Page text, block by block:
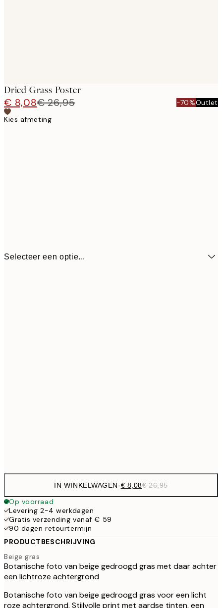
Dried Grass Poster
€ 8,08€ 26,95 -70%Outlet
Kies afmeting
Selecteer een optie...
IN WINKELWAGEN-€ 8,08€ 26,95
Op voorraad
Levering 2-4 werkdagen
Gratis verzending vanaf € 59
90 dagen retourtermijn
PRODUCTBESCHRIJVING
Beige gras
Botanische foto van beige gedroogd gras met daar achter
een lichtroze achtergrond
Botanische foto van beige gedroogd gras voor een licht
roze achtergrond. Stijlvolle print met aardse tinten, een